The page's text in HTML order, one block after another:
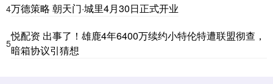
4万德策略 朝天门·城里4月30日正式开业
5
悦配资 出事了！雄鹿4年6400万续约小特伦特遭联盟彻查，
暗箱协议引猜想